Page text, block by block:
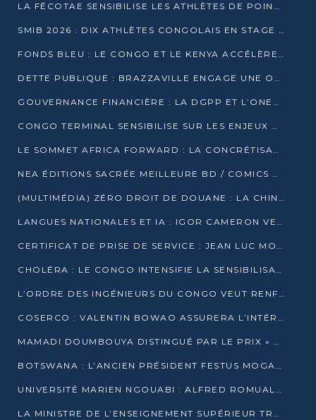
LA FÉCOTAE SENSIBILISE LES ATHLÈTES DE POINTE-NOIRE À L’HYGIÈNE ALIMENTA
SMIB 2026 : DIX ATHLÈTES CONGOLAIS EN STAGE AU KENYA
FONDS BLEU : LE CONGO ET LE KENYA ACCÉLÈRENT LA MOBILISATION DES FINANCEMENTS
DETTE PUBLIQUE : BRAZZAVILLE ENGAGE UNE OPÉRATION DE RACHAT DE 575 MILLIONS DE DOLLARS
GOUVERNANCE FINANCIÈRE : LA DGPP ET L’ONEC-C VERS UN PARTENARIAT POUR ASSAINIR LES ENTREPRISES PUBLIQUES
CONGO TERMINAL SENSIBILISE SUR LES ENJEUX DE LA SANTÉ MENTALE EN
LE SOMMET AFRICA FORWARD : LA CONCRÉTISATION DE PARTENARIATS ÉQUILIBRÉS ET TOURNÉS VERS L’AVENIR ENTRE LE CONTINENT AFRICAIN ET LA FRANCE
NEA ÉDITIONS SACRÉE MEILLEURE BD / COMICS D’AFRIQUE AU KENYA
(MULTIMÉDIA) ZÉRO DROIT DE DOUANE : LA CHINE ET L’AFRIQUE VERS UNE PROXIMITÉ SANS PRÉCÉDENT (PAPIER GÉNÉRAL)
LANGUES NATIONALES ET IA : IGOR CAMERON VEUT ARRIMER LA STRATÉGIE IA À LA LOI SUR LA RECHERCHE
CERTIFICAT DE PRISE DE SERVICE : JEAN LUC MOUTHOU DÉMENT UNE « FAKE NEWS »
CHOLÉRA : LE CONGO INTENSIFIE LA SENSIBILISATION AU MARCHÉ DE TALANGAÏ
L’ORDRE DES INGÉNIEURS DU CONGO VEUT RENFORCER L’ÉTHIQUE ET LA CRÉDIBILITÉ DE LA PROFESSION
COSERCO : VALENTIN BOWAO ASSURERA L’INTÉRIM À LA TÊTE DU BUREAU EXÉCUTIF NATIONAL
MAMADI DOUMBOUYA DISTINGUÉ PAR LE PRIX « SUPER GRAND BÂTISSEUR BABACAR N’DIAYE »
BOTSWANA : L’ANCIEN PRÉSIDENT FESTUS MOGAE EST MORT À 86 ANS
UNIVERSITÉ MARIEN NGOUABI : ALFRED ROMUALD NGUYA POATY SOUTIENT UNE THÈSE SUR LE PARADOXE DE LA CROISSANCE EN ZONE CEMAC
LA MINISTRE DE L’ENSEIGNEMENT SUPÉRIEUR TRACE SA FEUILLE DE ROUTE